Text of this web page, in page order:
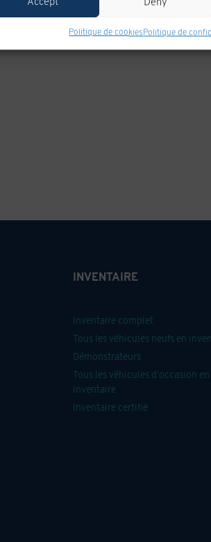
Politique de cookiesPolitique de
INVENTAIRE
Inventaire complet
Tous les véhicules neufs en
Démonstrateurs
Tous les véhicules d’occasion en
inventaire
Inventaire certifié